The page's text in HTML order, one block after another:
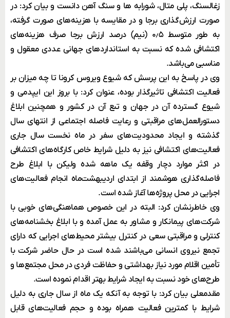
زغالسنگ، پلی متال، شورابه ها و سنگ آهن دانست و بیان کرد: در
صورت ارزش‌گذاری برجا و در مقایسه با هزینه‌های صورت گرفته،
به طور متوسط ۰٫۵ (نیم) درصد ارزش برجا صرف هزینه‌های
اکتشافی شده که نسبت به استانداردهای جهانی عددی معقول و
مناسبی می‌باشد.
وی در پاسخ به این پرسش که شیوع ویروس کرونا تا چه میزان بر
فعالیت اکتشافی تاثیرگذار بوده، عنوان کرد: با بروز این ایپدمی و
شیوع گسترده آن در جهان و تبع آن در کشور و همچنین ابلاغ
دستورالعمل‌های مراقبتی و رعایت فاصله اجتماعی از انتهای سال
گذشته و ایجاد محدودیت‌های سفر در ماه نخست سال جاری
فعالیت‌های اکتشافی نیز به دلیل شرایط خاص کارگاه‌های اکتشافی
در اکثر موارد دچار وقفه یک ماهه شده ولیکن با ابلاغ طرح
فاصله‌گذاری هوشمند از ابتدای اردیبهشت‌ماه انجام فعالیت‌های
اجرایی در محل پروژه‌ها آغاز شده است.
وی خاطرنشان کرد: البته در این خصوص هماهنگی‌های خوبی با
شرکت‌های پیمانکار و مشاور به عمل آمده و با ابلاغ بخشنامه‌های
کنترلی و مراقبتی سعی در کنترل بیشتر محیط‌های اجرایی که دارای
تجمع نیروی انسانی می‌باشند شده است در حال حاضر شرکت با
تأمین اقلام مورد نیاز بهداشتی و حفاظت فردی در محل مجتمع‌ها و
طرح‌های خود نسبت به ایجاد شرایط بهتر اقدام نموده است.
مقدمعلی بیان کرد: با توجه به آنکه یک ماه از سال جاری به دلیل
شرایط با کمترین فعالیت همراه بوده و حجم فعالیت‌های قابل